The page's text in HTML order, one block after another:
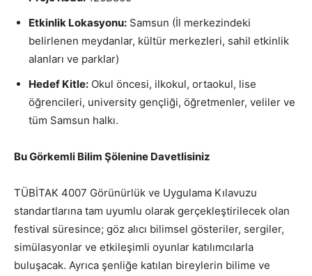
Etkinlik Lokasyonu: Samsun (İl merkezindeki
belirlenen meydanlar, kültür merkezleri, sahil etkinlik
alanları ve parklar)
Hedef Kitle: Okul öncesi, ilkokul, ortaokul, lise
öğrencileri, university gençliği, öğretmenler, veliler ve
tüm Samsun halkı.
Bu Görkemli Bilim Şölenine Davetlisiniz
TÜBİTAK 4007 Görünürlük ve Uygulama Kılavuzu
standartlarına tam uyumlu olarak gerçekleştirilecek olan
festival süresince; göz alıcı bilimsel gösteriler, sergiler,
simülasyonlar ve etkileşimli oyunlar katılımcılarla
buluşacak. Ayrıca şenliğe katılan bireylerin bilime ve